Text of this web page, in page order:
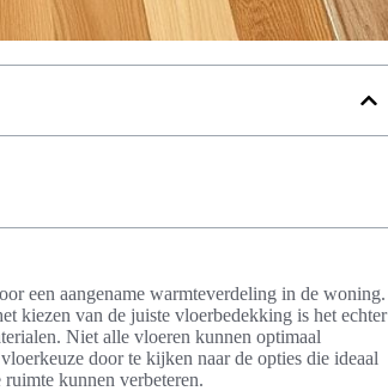
een aangename warmteverdeling in de woning.
kiezen van de juiste vloerbedekking is het echter
Niet alle vloeren kunnen optimaal
door te kijken naar de opties die ideaal
kunnen verbeteren.